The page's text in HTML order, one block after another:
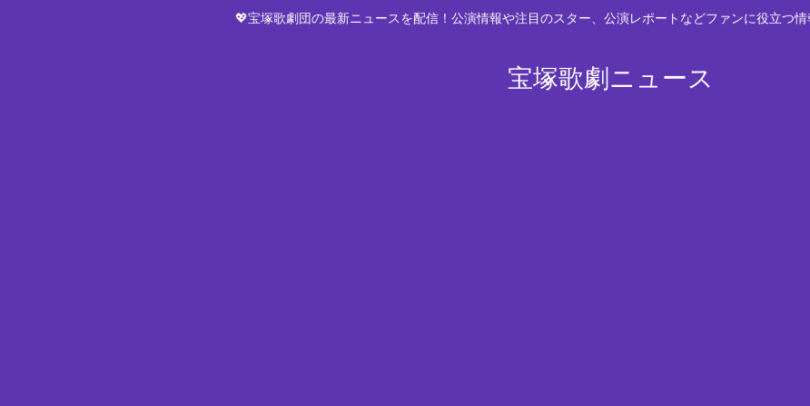
💖宝塚歌劇団の最新ニュースを配信！公演情報や注目のスター、公演レポートなどファンに役立つ情
宝塚歌劇ニュース